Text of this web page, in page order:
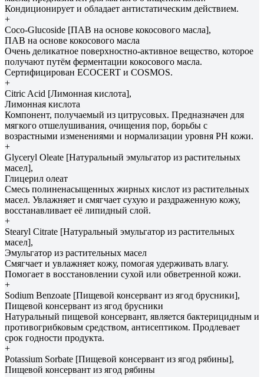
Кондиционирует и обладает антистатическим действием.
+
Coco-Glucoside [ПАВ на основе кокосового масла],
ПАВ на основе кокосового масла
Очень деликатное поверхностно-активное вещество, которое
получают путём ферментации кокосового масла.
Сертифицирован ECOCERT и COSMOS.
+
Citric Acid [Лимонная кислота],
Лимонная кислота
Компонент, получаемый из цитрусовых. Предназначен для
мягкого отшелушивания, очищения пор, борьбы с
возрастными изменениями и нормализации уровня РH кожи.
+
Glyceryl Oleate [Натуральный эмульгатор из растительных
масел],
Глицерил олеат
Смесь полиненасыщенных жирных кислот из растительных
масел. Увлажняет и смягчает сухую и раздраженную кожу,
восстанавливает её липидный слой.
+
Stearyl Citrate [Натуральный эмульгатор из растительных
масел],
Эмульгатор из растительных масел
Смягчает и увлажняет кожу, помогая удерживать влагу.
Помогает в восстановлении сухой или обветренной кожи.
+
Sodium Benzoate [Пищевой консервант из ягод брусники],
Пищевой консервант из ягод брусники
Натуральный пищевой консервант, является бактерицидным и
противогрибковым средством, антисептиком. Продлевает
срок годности продукта.
+
Potassium Sorbate [Пищевой консервант из ягод рябины],
Пищевой консервант из ягод рябины